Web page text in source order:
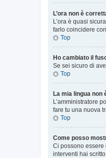
L’ora non è
L’ora è quasi
farlo coincidere
Top
Ho cambiato il
Se sei sicuro di
Top
La mia lingua non
L’amministratore
fare tu una nuova
Top
Come posso
Ci possono essere
interventi hai